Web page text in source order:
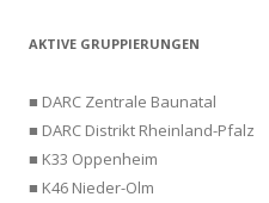
AKTIVE GRUPPIERUNGEN
■ DARC Zentrale Baunatal
■ DARC Distrikt Rheinland-Pfalz
■ K33 Oppenheim
■ K46 Nieder-Olm